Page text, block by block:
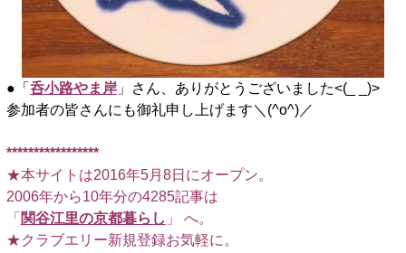
●「 呑小路やま岸」さん、ありがとうございました<(_ _)>
参加者の皆さんにも御礼申し上げます＼(^o^)／
*****************
★本サイトは2016年5月8日にオープン。
2006年から10年分の4285記事は
「 関谷江里の京都暮らし 」 へ。
★クラブエリー新規登録お気軽に。